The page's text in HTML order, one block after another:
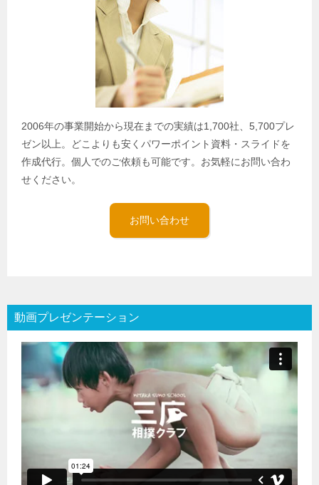
2006年の事業開始から現在までの実績は1,700社、5,700プレ
ゼン以上。どこよりも安くパワーポイント資料・スライドを
作成代行。個人でのご依頼も可能です。お気軽にお問い合わ
せください。
お問い合わせ
動画プレゼンテーション